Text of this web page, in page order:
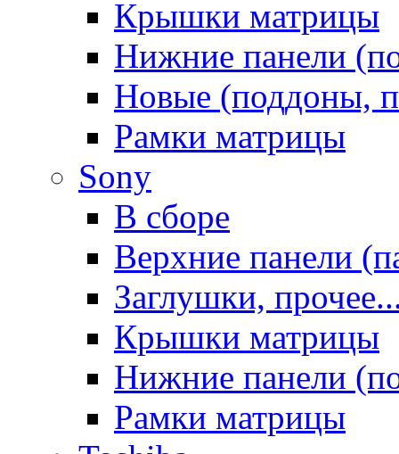
Крышки матрицы
Нижние панели
Новые (поддоны,
Рамки матрицы
Sony
В сборе
Верхние панели
Заглушки,
Крышки матрицы
Нижние панели
Рамки матрицы